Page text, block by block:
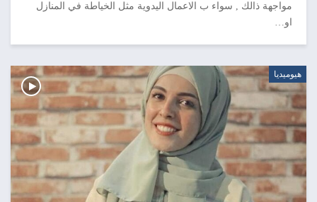
مواجهة ذالك , سواء ب الاعمال اليدوية مثل الخياطة في المنازل
او…
هيوميديا